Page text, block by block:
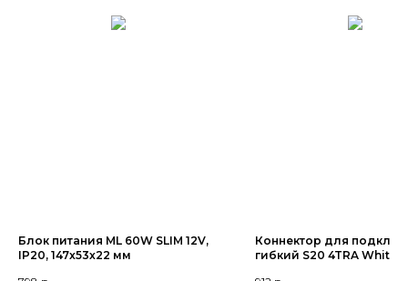
Блок питания ML 60W SLIM 12V,
IP20, 147x53x22 мм
Коннектор для
гибкий S20 4TRA White